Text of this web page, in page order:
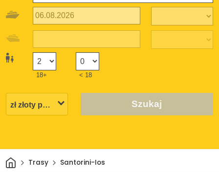
18+ < 18
Szukaj
DomTrasy Santorini-Ios